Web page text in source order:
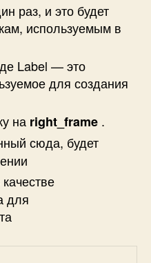
раз, и это будет
используемым в
Label — это
для создания
на right_frame .
сюда, будет
качестве
для